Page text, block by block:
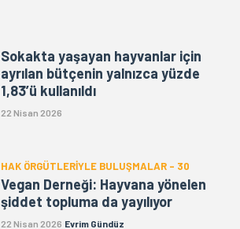
Sokakta yaşayan hayvanlar için
ayrılan bütçenin yalnızca yüzde
1,83’ü kullanıldı
22 Nisan 2026
HAK ÖRGÜTLERİYLE BULUŞMALAR - 30
Vegan Derneği: Hayvana yönelen
şiddet topluma da yayılıyor
22 Nisan 2026 Evrim Gündüz